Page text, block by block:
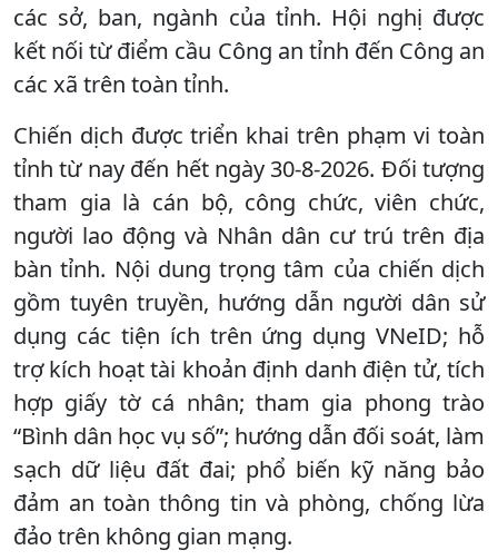
các sở, ban, ngành của tỉnh. Hội nghị được
kết nối từ điểm cầu Công an tỉnh đến Công an
các xã trên toàn tỉnh.
Chiến dịch được triển khai trên phạm vi toàn
tỉnh từ nay đến hết ngày 30-8-2026. Đối tượng
tham gia là cán bộ, công chức, viên chức,
người lao động và Nhân dân cư trú trên địa
bàn tỉnh. Nội dung trọng tâm của chiến dịch
gồm tuyên truyền, hướng dẫn người dân sử
dụng các tiện ích trên ứng dụng VNeID; hỗ
trợ kích hoạt tài khoản định danh điện tử, tích
hợp giấy tờ cá nhân; tham gia phong trào
“Bình dân học vụ số”; hướng dẫn đối soát, làm
sạch dữ liệu đất đai; phổ biến kỹ năng bảo
đảm an toàn thông tin và phòng, chống lừa
đảo trên không gian mạng.